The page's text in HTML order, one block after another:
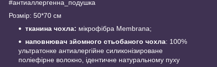
#антиаллергенна_подушка
Розмір: 50*70 см
тканина чохла: мікрофібра Membrana;
наповнювач зйомного стьобаного чохла: 100%
ультратонке антиалергійне силиконізироване
поліефірне волокно, ідентичне натуральному пуху